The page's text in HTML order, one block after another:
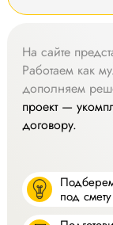
На сайте
Работаем как
дополняем
проект —
договору.
под